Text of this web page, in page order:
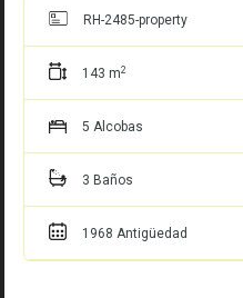
RH-2485-property
143 m2
5 Alcobas
3 Baños
1968 Antigüedad